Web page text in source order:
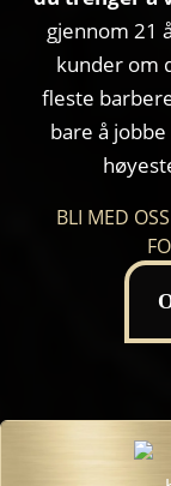
gjennom 21
kunder om
fleste
bare å
BLI MED